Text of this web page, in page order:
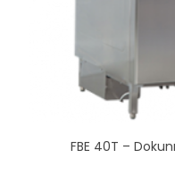
FBE 40T –